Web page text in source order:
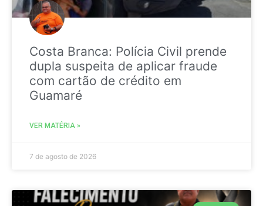
Costa Branca: Polícia Civil prende
dupla suspeita de aplicar fraude
com cartão de crédito em
Guamaré
VER MATÉRIA »
7 de agosto de 2026